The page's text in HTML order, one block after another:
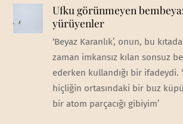
Ufku görünmeyen
yürüyenler
‘Beyaz Karanlık’, onun, bu
zaman imkansız kılan sonsuz
ederken kullandığı bir ifadeydi.
hiçliğin ortasındaki bir buz
bir atom parçacığı gibiyim’